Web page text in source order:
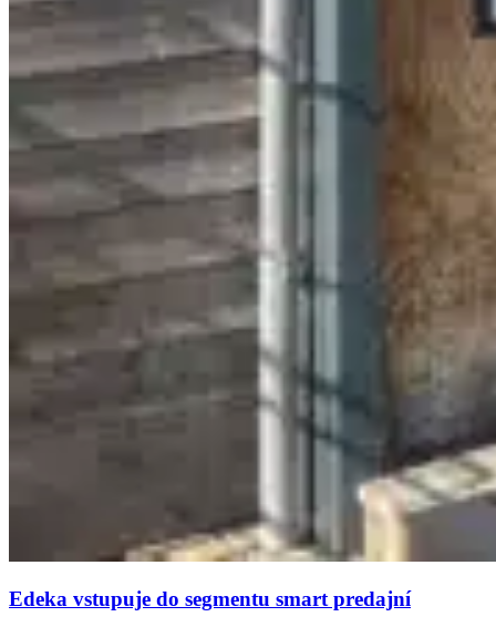
Edeka vstupuje do segmentu smart predajní